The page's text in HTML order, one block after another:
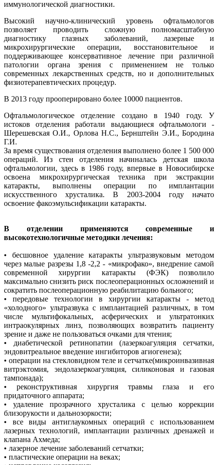
иммунологической диагностики.
Высокий научно-клинический уровень офтальмологов
позволяет проводить сложную полномасштабную
диагностику глазных заболеваний, лазерные и
микрохирургические операции, восстановительное и
поддерживающее консервативное лечение при различной
патологии органа зрения с применением не только
современных лекарственных средств, но и дополнительных
физиотерапевтических процедур.
В 2013 году прооперировано более 10000 пациентов.
Офтальмологическое отделение создано в 1940 году. У
истоков отделения работали выдающиеся офтальмологи -
Шерешевская О.И., Орлова Н.С., Бернштейн Э.И., Бородина
Г.И.
За время существования отделения выполнено более 1 500 000
операций. Из стен отделения начиналась детская школа
офтальмологии, здесь в 1986 году, впервые в Новосибирске
освоена микрохирургическая техника при экстракции
катаракты, выполнены операции по имплантации
искусственного хрусталика. В 2003-2004 году начато
освоение факоэмульсификации катаракты.
В отделении применяются современные и
высокотехнологичные методики лечения:
• бесшовное удаление катаракты ультразвуковым методом
через малые разрезы 1,8 -2,2 - «микрофако», внедрение самой
современной хирургии катаракты (ФЭК) позволило
максимально снизить риск послеоперационных осложнений и
сократить послеоперационную реабилитацию больного;
• передовые технологии в хирургии катаракты - метод
«холодного» ультразвука с имплантацией различных, в том
числе мультифокальных, асферических и ультратонких
интраокулярных линз, позволяющих возвратить пациенту
зрение и даже не пользоваться очками для чтения;
• диабетической ретинопатии (лазеркоагуляция сетчатки,
эндовитреальное введение ингибиторов агиогенеза);
• операции на стекловидном теле и сетчатке(микроинвазивная
витрэктомия, эндолазеркоагуляция, силиконовая и газовая
тампонада);
• реконструктивная хирургия травмы глаза и его
придаточного аппарата;
• удаление прозрачного хрусталика с целью коррекции
близорукости и дальнозоркости;
• все виды антиглаукомных операций с использованием
лазерных технологий, имплантации различных дренажей и
клапана Ахмеда;
• лазерное лечение заболеваний сетчатки;
• пластические операции на веках;